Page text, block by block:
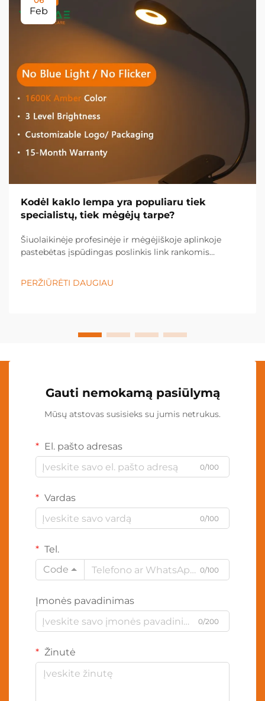
Feb
Kodėl kaklo lempa yra populiaru tiek
specialistų, tiek mėgėjų tarpe?
Šiuolaikinėje profesinėje ir mėgėjiškoje aplinkoje
pastebėtas įspūdingas poslinkis link rankomis
tapo būtina įranga įvairiose pramonės šakose ir
asmeninėse srityse. Šis inovacinis apšvietimas...
PERŽIŪRĖTI DAUGIAU
Gauti nemokamą pasiūlymą
Mūsų atstovas susisieks su jumis netrukus.
El. pašto adresas
0/100
Vardas
0/100
Tel.
Code
0/100
Įmonės pavadinimas
0/200
Žinutė